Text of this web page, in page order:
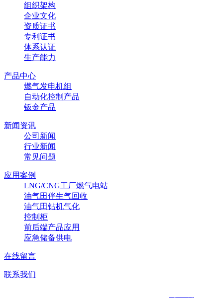
组织架构
企业文化
资质证书
专利证书
体系认证
生产能力
产品中心
燃气发电机组
自动化控制产品
钣金产品
新闻资讯
公司新闻
行业新闻
常见问题
应用案例
LNG/CNG工厂燃气电站
油气田伴生气回收
油气田钻机气化
控制柜
前后端产品应用
应急储备供电
在线留言
联系我们